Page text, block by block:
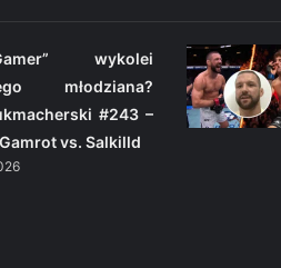
wykolei
młodziana?
#243 –
vs. Salkilld